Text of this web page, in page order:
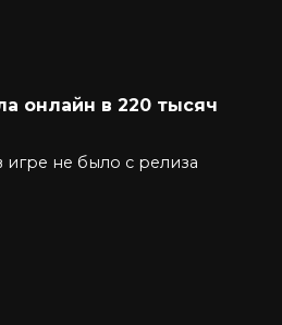
онлайн в 220 тысяч
игре не было с релиза